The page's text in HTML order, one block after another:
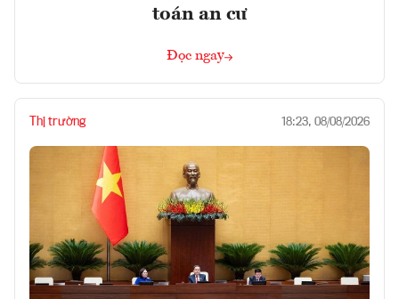
toán an cư
Đọc ngay
Thị trường 18:23, 08/08/2026